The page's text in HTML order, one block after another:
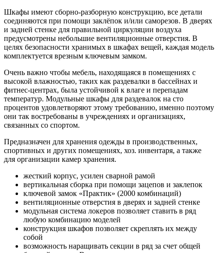
Шкафы имеют сборно-разборную конструкцию, все детали
соединяются при помощи заклёпок и/или саморезов. В дверях
и задней стенке для правильной циркуляции воздуха
предусмотрены небольшие вентиляционные отверстия. В
целях безопасности хранимых в шкафах вещей, каждая модель
комплектуется врезным ключевым замком.
Очень важно чтобы мебель, находящаяся в помещениях с
высокой влажностью, таких как раздевалки в бассейнах и
фитнес-центрах, была устойчивой к влаге и перепадам
температур. Модульные шкафы для раздевалок на сто
процентов удовлетворяют этому требованию, именно поэтому
они так востребованы в учреждениях и организациях,
связанных со спортом.
Предназначен для хранения одежды в производственных,
спортивных и других помещениях, хоз. инвентаря, а также
для организации камер хранения.
жесткий корпус, усилен сварной рамой
вертикальная сборка при помощи зацепов и заклепок
ключевой замок «Практик» (2000 комбинаций)
вентиляционные отверстия в дверях и задней стенке
модульная система локеров позволяет ставить в ряд
любую комбинацию моделей
конструкция шкафов позволяет скреплять их между
собой
возможность наращивать секции в ряд за счет общей